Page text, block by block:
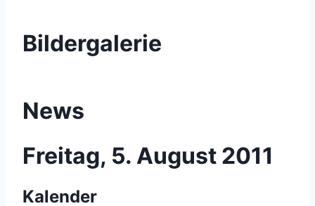
Bildergalerie
News
Freitag, 5. August 2011
Kalender